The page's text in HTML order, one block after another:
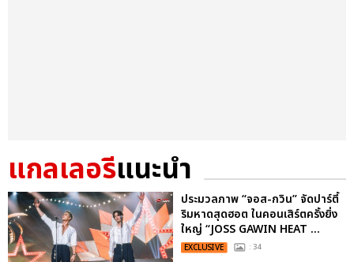
แกลเลอรีแนะนำ
ประมวลภาพ “จอส-กวิน” จัดปาร์ตี้
ริมหาดสุดฮอต ในคอนเสิร์ตครั้งยิ่ง
ใหญ่ “JOSS GAWIN HEAT ...
EXCLUSIVE : 34